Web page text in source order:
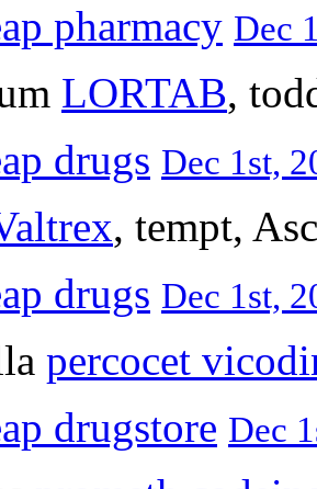
pharmacy Dec
LORTAB,
drugs Dec 1st,
, tempt,
drugs Dec 1st,
percocet
drugstore Dec